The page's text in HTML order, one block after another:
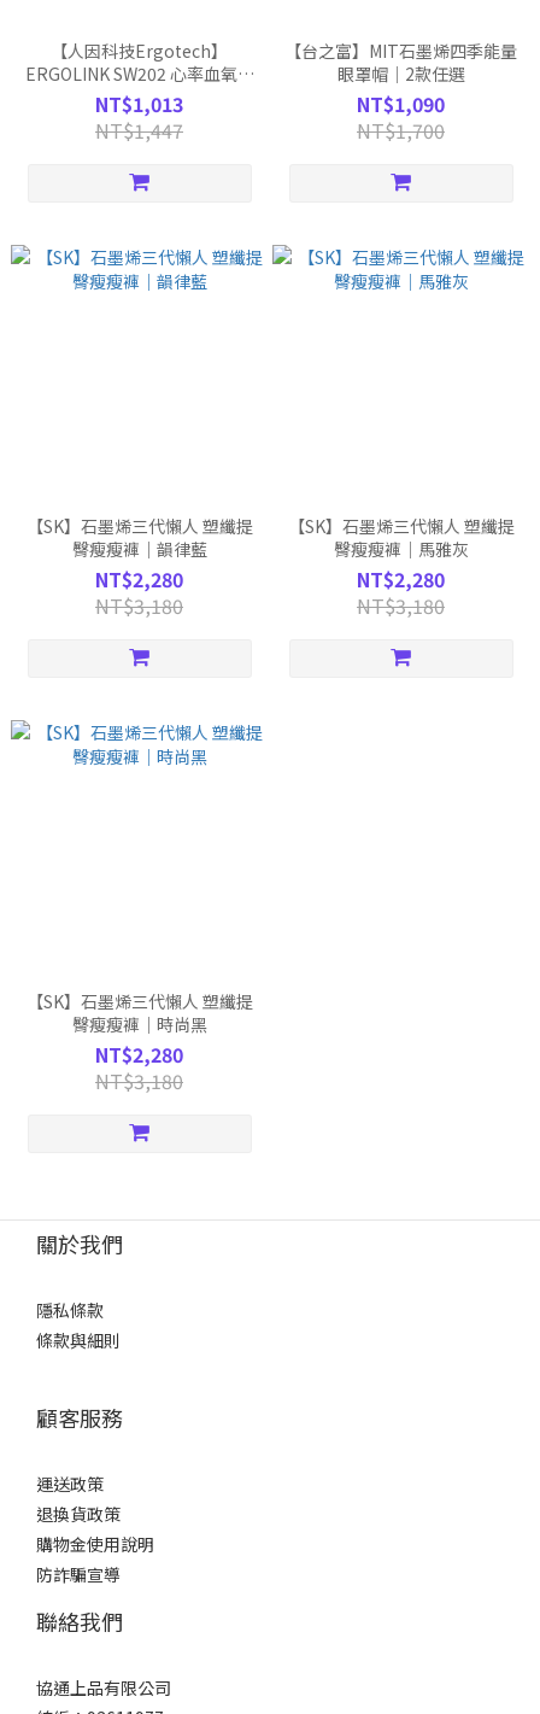
【人因科技Ergotech】
ERGOLINK SW202 心率血氧藍
牙通話腕錶｜2色任選
NT$1,013
NT$1,447
【台之富】MIT石墨烯四季能量
眼罩帽｜2款任選
NT$1,090
NT$1,700
【SK】石墨烯三代懶人 塑纖提
臀瘦瘦褲｜韻律藍
NT$2,280
NT$3,180
【SK】石墨烯三代懶人 塑纖提
臀瘦瘦褲｜馬雅灰
NT$2,280
NT$3,180
【SK】石墨烯三代懶人 塑纖提
臀瘦瘦褲｜時尚黑
NT$2,280
NT$3,180
關於我們
隱私條款
條款與細則
顧客服務
運送政策
退換貨政策
購物金使用說明
防詐騙宣導
聯絡我們
協通上品有限公司